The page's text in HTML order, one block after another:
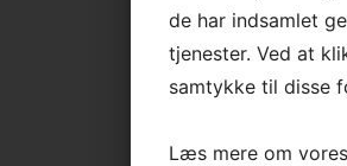
de har indsamlet
tjenester. Ved at
samtykke til disse
Læs mere om